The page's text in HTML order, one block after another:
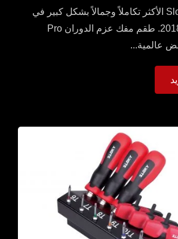
تم بيع مجموعة Sloky الأكثر تكاملاً وجمالاً بشكل كبير في
عرض EMO لعام 2018. طقم مفك عزم الدوران Pro